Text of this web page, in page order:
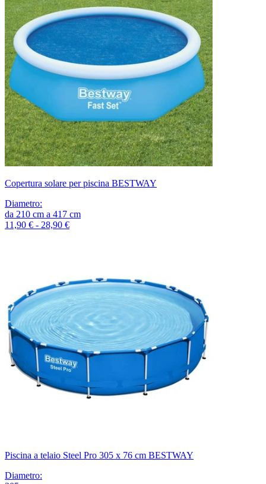
Copertura solare per piscina BESTWAY
Diametro:
da 210 cm a 417 cm
11,90 € - 28,90 €
Piscina a telaio Steel Pro 305 x 76 cm BESTWAY
Diametro: